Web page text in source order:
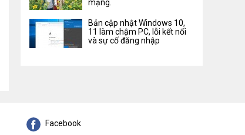
mạng.
Bản cập nhật Windows 10,
11 làm chậm PC, lỗi kết nối
và sự cố đăng nhập
Facebook